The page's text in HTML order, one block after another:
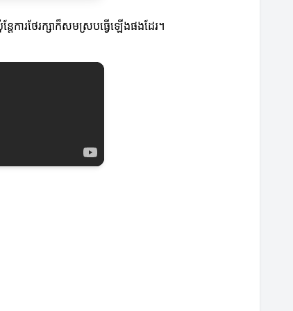
ការថែរក្សាក៏សមស្របធ្វើឡើងផងដែរ។